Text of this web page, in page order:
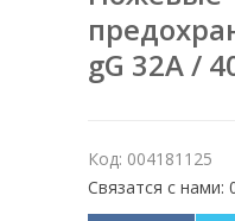
gG 32A /
Код: 004181125
Связатся с нами: